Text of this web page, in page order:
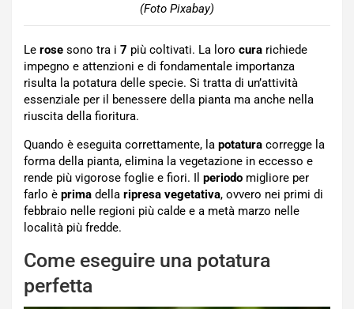
(Foto Pixabay)
Le rose sono tra i 7 più coltivati. La loro cura richiede
impegno e attenzioni e di fondamentale importanza
risulta la potatura delle specie. Si tratta di un’attività
essenziale per il benessere della pianta ma anche nella
riuscita della fioritura.
Quando è eseguita correttamente, la potatura corregge la
forma della pianta, elimina la vegetazione in eccesso e
rende più vigorose foglie e fiori. Il periodo migliore per
farlo è prima della ripresa vegetativa, ovvero nei primi di
febbraio nelle regioni più calde e a metà marzo nelle
località più fredde.
Come eseguire una potatura
perfetta